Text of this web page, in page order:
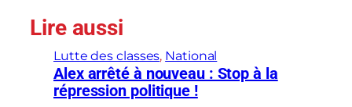
Lire aussi
Lutte des classes, National
Alex arrêté à nouveau : Stop à la
répression politique !